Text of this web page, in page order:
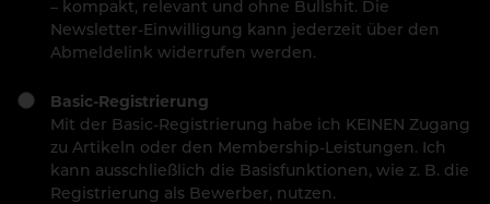
– kompakt, relevant und ohne Bullshit. Die
Newsletter-Einwilligung kann jederzeit über den
Abmeldelink widerrufen werden.
Basic-Registrierung
Mit der Basic-Registrierung habe ich KEINEN Zugang
zu Artikeln oder den Membership-Leistungen. Ich
kann ausschließlich die Basisfunktionen, wie z. B. die
Registrierung als Bewerber, nutzen.